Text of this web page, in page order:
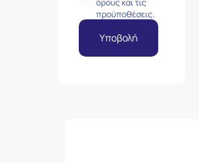
όρους και τις
προϋποθέσεις.
Υποβολή